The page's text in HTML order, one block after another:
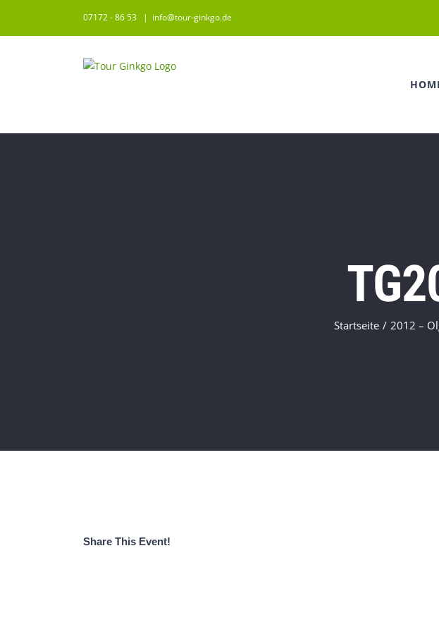
07172 - 86 53 | info@tour-ginkgo.de
Startseite / 2012 –
Share This Event!